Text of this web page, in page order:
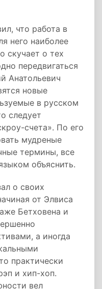
что работа в
него наиболее
скучает о тех
передвигаться
Анатольевич
новые
в русском
следует
счета». По его
мудреные
термины, все
объяснить.
о своих
от Элвиса
Бетховена и
а иногда
практически
и хип-хоп.
вел